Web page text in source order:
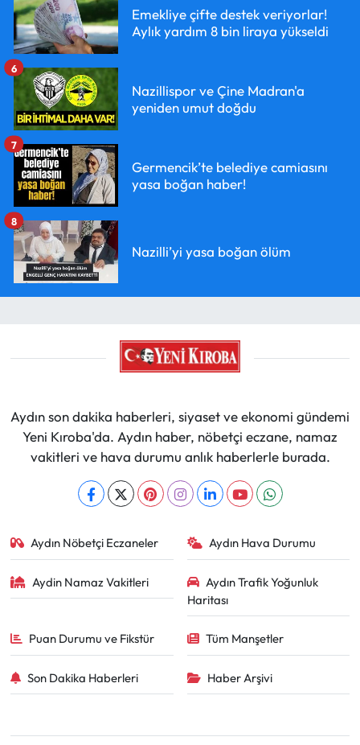
Emekliye çifte destek veriyorlar!
Aylık yardım 8 bin liraya yükseldi
Nazillispor ve Çine Madran'a
yeniden umut doğdu
6
Germencik’te belediye camiasını
yasa boğan haber!
7
Nazilli’yi yasa boğan ölüm
8
Aydın son dakika haberleri, siyaset ve ekonomi gündemi
Yeni Kıroba'da. Aydın haber, nöbetçi eczane, namaz
vakitleri ve hava durumu anlık haberlerle burada.
Aydın Nöbetçi Eczaneler Aydın Hava Durumu
Aydin Namaz Vakitleri
Aydın Trafik Yoğunluk
Haritası
Puan Durumu ve Fikstür Tüm Manşetler
Son Dakika Haberleri Haber Arşivi